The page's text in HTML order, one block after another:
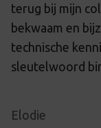
terug bij mijn
bekwaam en
technische
sleutelwoord
Elodie